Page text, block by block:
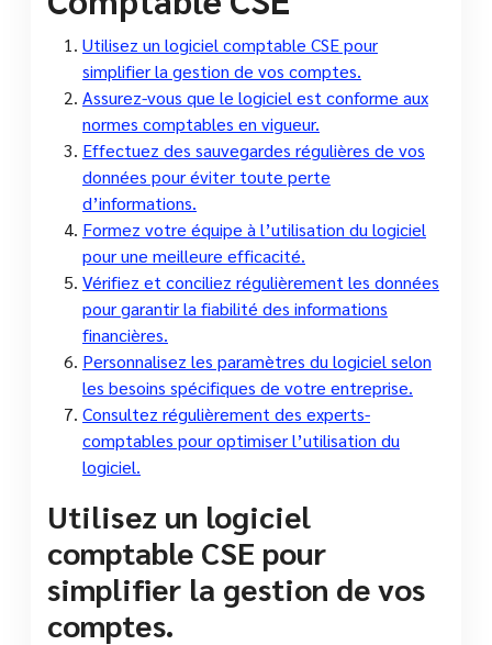
Utilisez un logiciel comptable CSE pour
simplifier la gestion de vos comptes.
Assurez-vous que le logiciel est conforme aux
normes comptables en vigueur.
Effectuez des sauvegardes régulières de vos
données pour éviter toute perte
d’informations.
Formez votre équipe à l’utilisation du logiciel
pour une meilleure efficacité.
Vérifiez et conciliez régulièrement les données
pour garantir la fiabilité des informations
financières.
Personnalisez les paramètres du logiciel selon
les besoins spécifiques de votre entreprise.
Consultez régulièrement des experts-
comptables pour optimiser l’utilisation du
logiciel.
Utilisez un logiciel
comptable CSE pour
simplifier la gestion de vos
comptes.